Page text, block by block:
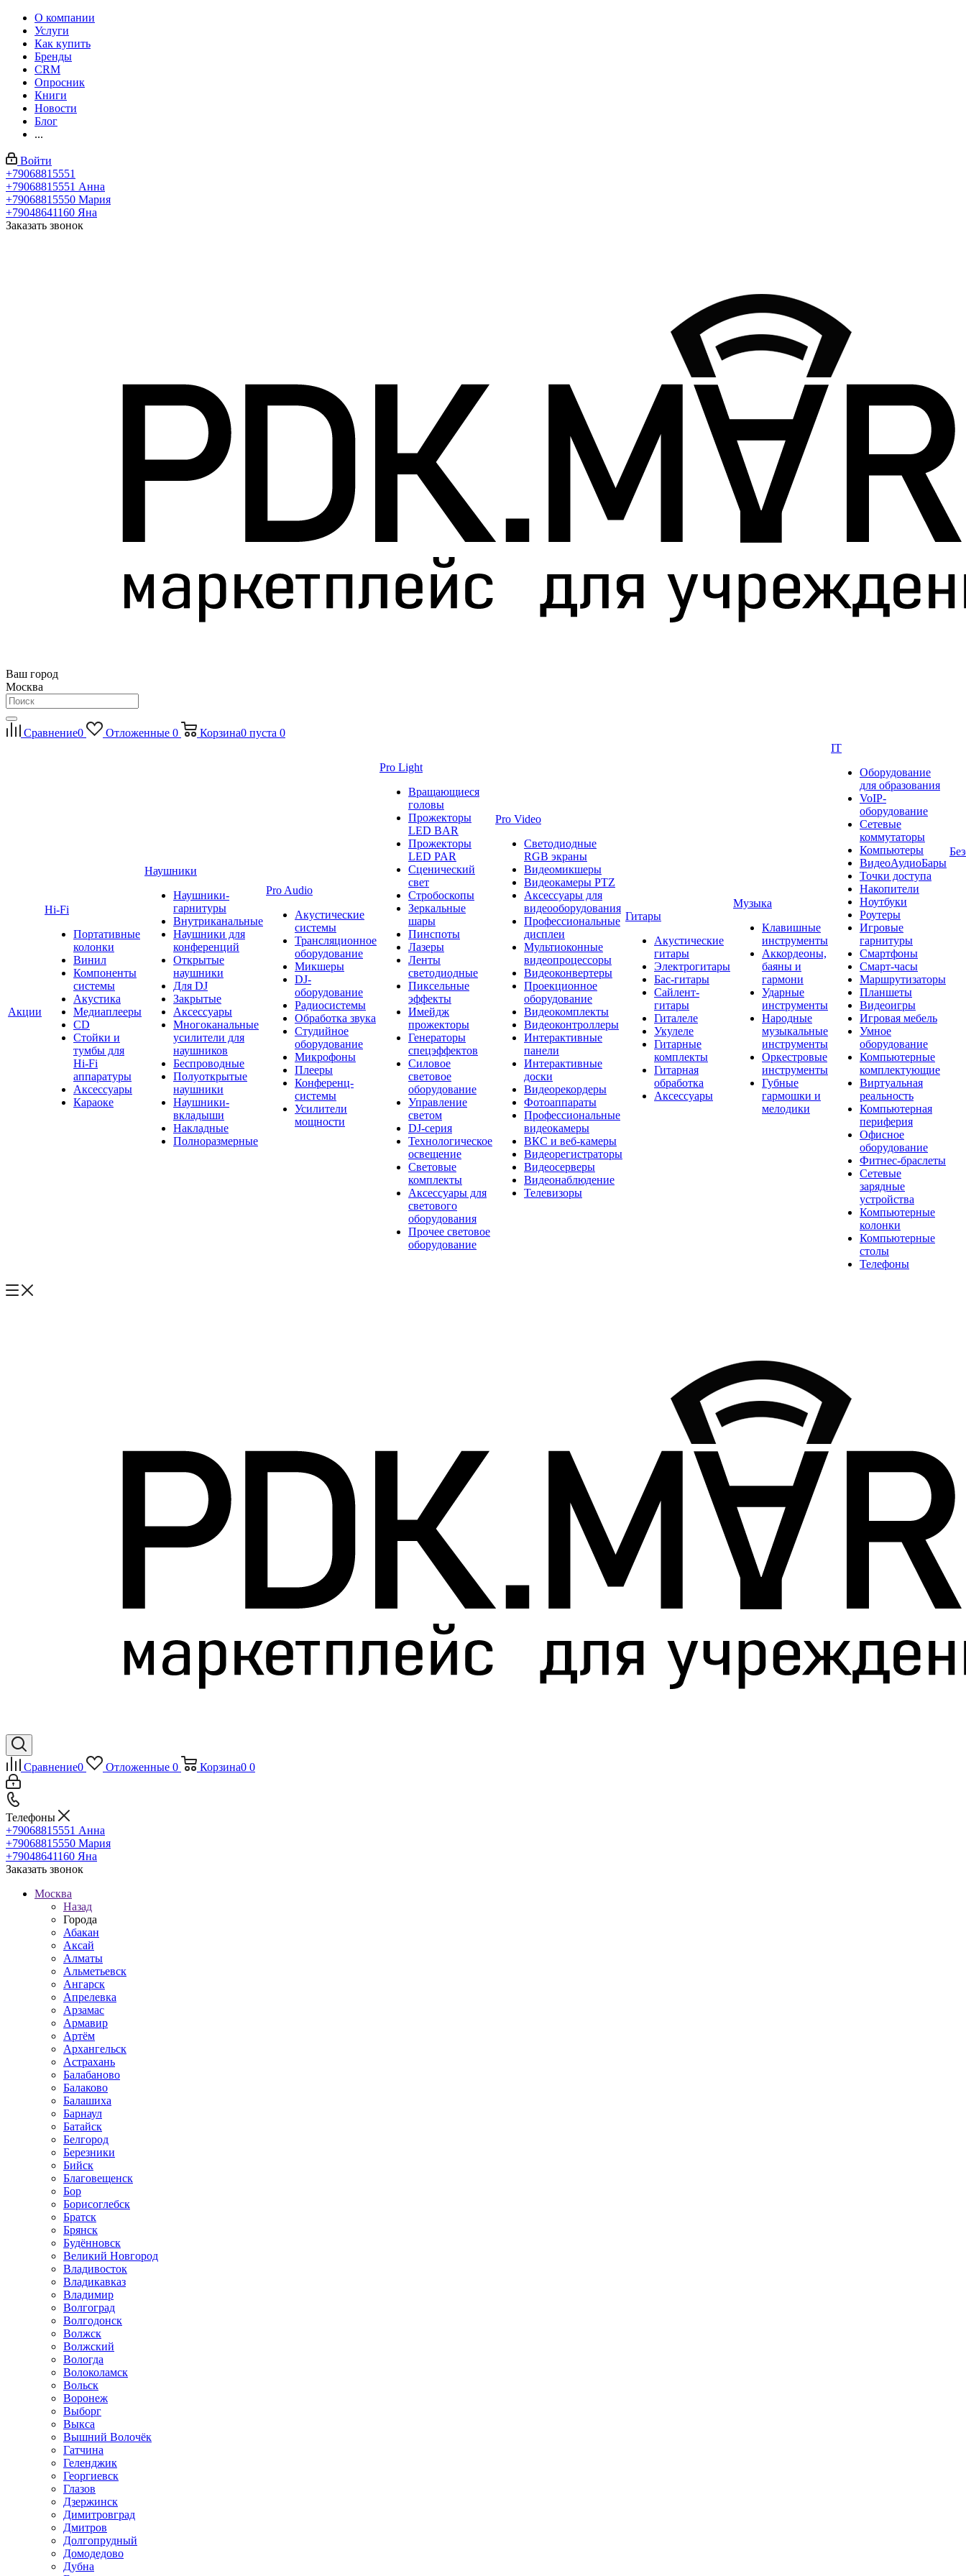
О компании
Услуги
Как купить
Бренды
CRM
Опросник
Книги
Новости
Блог
...
Войти
+79068815551
+79068815551 Анна
+79068815550 Мария
+79048641160 Яна
Заказать звонок
Ваш город
Москва
Сравнение0 Отложенные 0 Корзина0 пуста 0
Акции
Hi-Fi
Портативные
колонки
Винил
Компоненты
системы
Акустика
Медиаплееры
CD
Стойки и
тумбы для
Hi-Fi
аппаратуры
Аксессуары
Караоке
Наушники
Наушники-
гарнитуры
Внутриканальные
Наушники для
конференций
Открытые
наушники
Для DJ
Закрытые
Аксессуары
Многоканальные
усилители для
наушников
Беспроводные
Полуоткрытые
наушники
Наушники-
вкладыши
Накладные
Полноразмерные
Pro Audio
Акустические
системы
Трансляционное
оборудование
Микшеры
DJ-
оборудование
Радиосистемы
Обработка звука
Студийное
оборудование
Микрофоны
Плееры
Конференц-
системы
Усилители
мощности
Pro Light
Вращающиеся
головы
Прожекторы
LED BAR
Прожекторы
LED PAR
Сценический
свет
Стробоскопы
Зеркальные
шары
Пинспоты
Лазеры
Ленты
светодиодные
Пиксельные
эффекты
Имейдж
прожекторы
Генераторы
спецэффектов
Силовое
световое
оборудование
Управление
светом
DJ-серия
Технологическое
освещение
Световые
комплекты
Аксессуары для
светового
оборудования
Прочее световое
оборудование
Pro Video
Светодиодные
RGB экраны
Видеомикшеры
Видеокамеры PTZ
Аксессуары для
видеооборудования
Профессиональные
дисплеи
Мультиоконные
видеопроцессоры
Видеоконвертеры
Проекционное
оборудование
Видеокомплекты
Видеоконтроллеры
Интерактивные
панели
Интерактивные
доски
Видеорекордеры
Фотоаппараты
Профессиональные
видеокамеры
ВКС и веб-камеры
Видеорегистраторы
Видеосерверы
Видеонаблюдение
Телевизоры
Гитары
Акустические
гитары
Электрогитары
Бас-гитары
Сайлент-
гитары
Гиталеле
Укулеле
Гитарные
комплекты
Гитарная
обработка
Аксессуары
Музыка
Клавишные
инструменты
Аккордеоны,
баяны и
гармони
Ударные
инструменты
Народные
музыкальные
инструменты
Оркестровые
инструменты
Губные
гармошки и
мелодики
IT
Оборудование
для образования
VoIP-
оборудование
Сетевые
коммутаторы
Компьютеры
ВидеоАудиоБары
Точки доступа
Накопители
Ноутбуки
Роутеры
Игровые
гарнитуры
Смартфоны
Смарт-часы
Маршрутизаторы
Планшеты
Видеоигры
Игровая мебель
Умное
оборудование
Компьютерные
комплектующие
Виртуальная
реальность
Компьютерная
периферия
Офисное
оборудование
Фитнес-браслеты
Сетевые
зарядные
устройства
Компьютерные
колонки
Компьютерные
столы
Телефоны
Сравнение0 Отложенные 0 Корзина0 0
Телефоны
+79068815551 Анна
+79068815550 Мария
+79048641160 Яна
Заказать звонок
Москва
Назад
Города
Абакан
Аксай
Алматы
Альметьевск
Ангарск
Апрелевка
Арзамас
Армавир
Артём
Архангельск
Астрахань
Балабаново
Балаково
Балашиха
Барнаул
Батайск
Белгород
Березники
Бийск
Благовещенск
Бор
Борисоглебск
Братск
Брянск
Будённовск
Великий Новгород
Владивосток
Владикавказ
Владимир
Волгоград
Волгодонск
Волжск
Волжский
Вологда
Волоколамск
Вольск
Воронеж
Выборг
Выкса
Вышний Волочёк
Гатчина
Геленджик
Георгиевск
Глазов
Дзержинск
Димитровград
Дмитров
Долгопрудный
Домодедово
Дубна